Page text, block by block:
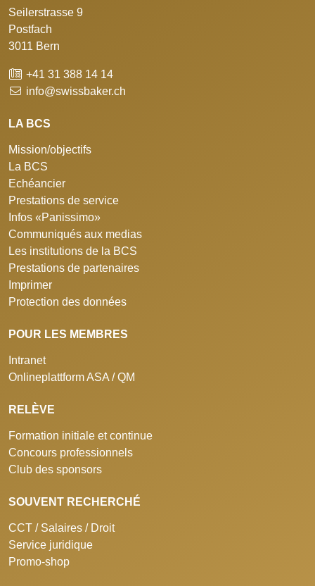
Seilerstrasse 9
Postfach
3011 Bern
+41 31 388 14 14
info@swissbaker.ch
LA BCS
Mission/objectifs
La BCS
Echéancier
Prestations de service
Infos «Panissimo»
Communiqués aux medias
Les institutions de la BCS
Prestations de partenaires
Imprimer
Protection des données
POUR LES MEMBRES
Intranet
Onlineplattform ASA / QM
RELÈVE
Formation initiale et continue
Concours professionnels
Club des sponsors
SOUVENT RECHERCHÉ
CCT / Salaires / Droit
Service juridique
Promo-shop